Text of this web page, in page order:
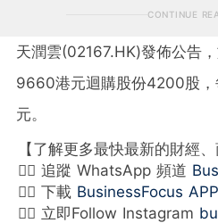
CONTINUE
天潤雲(02167.HK)發佈公告
9660港元迴購股份4200股
元。
【了解更多最快最新的財經
👉🏻 追蹤 WhatsApp 頻道
👉🏻 下載 BusinessFocus APP
👉🏻 立即Follow Instagram